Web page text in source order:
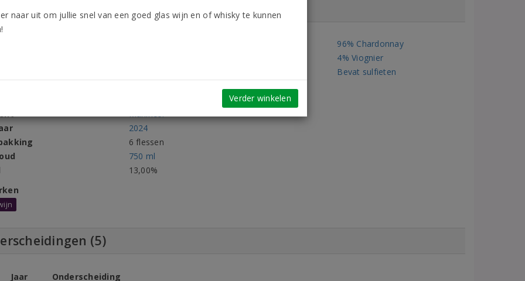
Manincor
2024
6 flessen
750 ml
13,00%
96% Chardonnay
4% Viognier
Bevat sulfieten
(5)
Jaar
Onderscheiding
naar uit om jullie snel van een goed glas wijn en of whisky te kunnen
Verder winkelen